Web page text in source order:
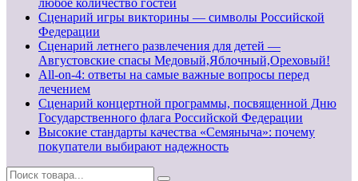
Сценарий игры викторины — символы Российской
Федерации
Сценарий летнего развлечения для детей —
Августовские спасы Медовый,Яблочный,Ореховый!
All-on-4: ответы на самые важные вопросы перед
лечением
Сценарий концертной программы, посвященной Дню
Государственного флага Российской Федерации
Высокие стандарты качества «Семяныча»: почему
покупатели выбирают надежность